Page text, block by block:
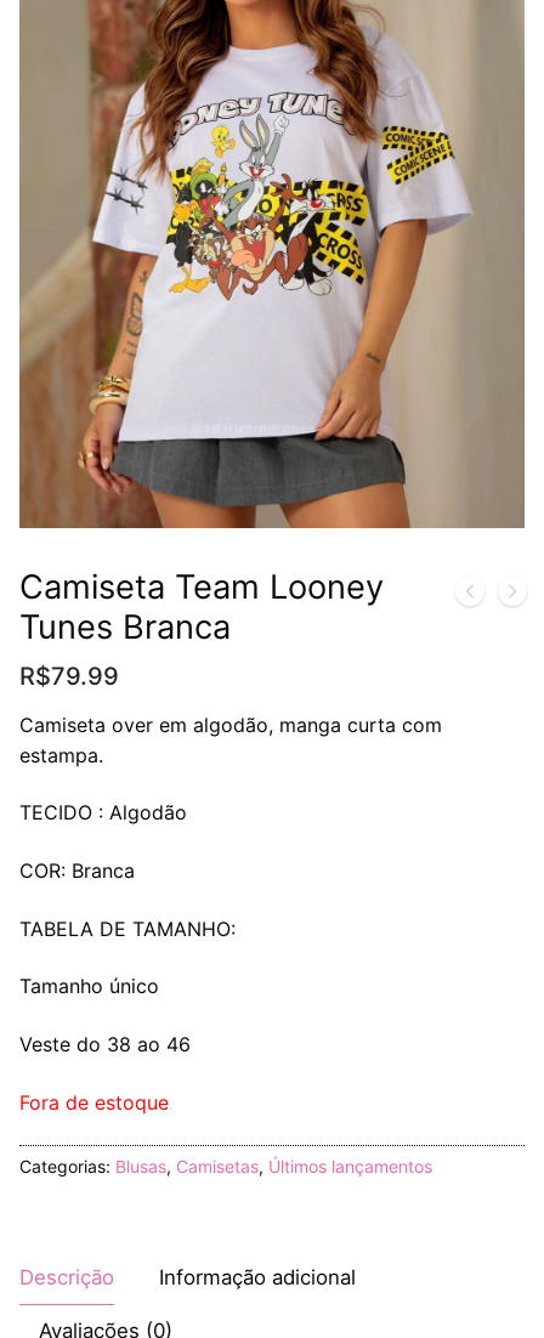
Camiseta Team Looney
Tunes Branca
R$79.99
Camiseta over em algodão, manga curta com
estampa.
TECIDO : Algodão
COR: Branca
TABELA DE TAMANHO:
Tamanho único
Veste do 38 ao 46
Fora de estoque
Categorias: Blusas, Camisetas, Últimos lançamentos
Descrição Informação adicional
Avaliações (0)